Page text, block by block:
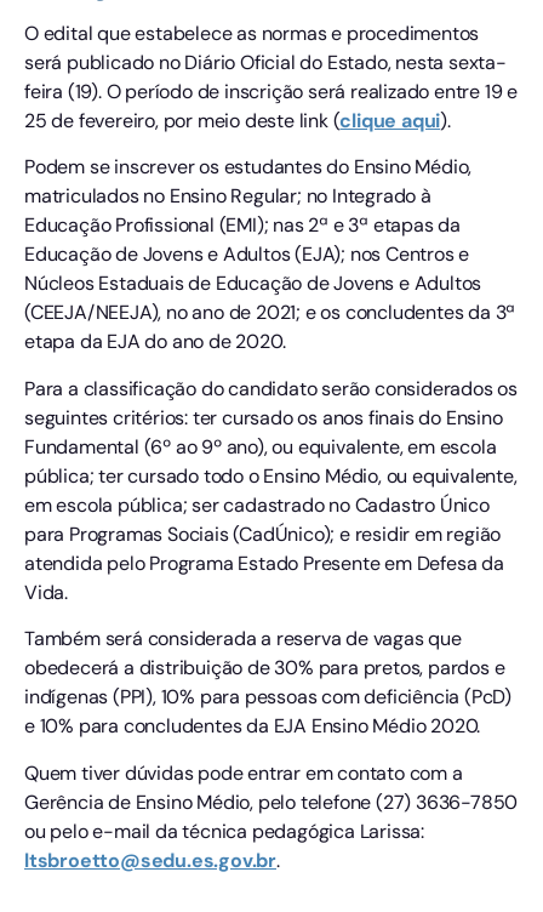
O edital que estabelece as normas e procedimentos
será publicado no Diário Oficial do Estado, nesta sexta-
feira (19). O período de inscrição será realizado entre 19 e
25 de fevereiro, por meio deste link (clique aqui).
Podem se inscrever os estudantes do Ensino Médio,
matriculados no Ensino Regular; no Integrado à
Educação Profissional (EMI); nas 2ª e 3ª etapas da
Educação de Jovens e Adultos (EJA); nos Centros e
Núcleos Estaduais de Educação de Jovens e Adultos
(CEEJA/NEEJA), no ano de 2021; e os concludentes da 3ª
etapa da EJA do ano de 2020.
Para a classificação do candidato serão considerados os
seguintes critérios: ter cursado os anos finais do Ensino
Fundamental (6º ao 9º ano), ou equivalente, em escola
pública; ter cursado todo o Ensino Médio, ou equivalente,
em escola pública; ser cadastrado no Cadastro Único
para Programas Sociais (CadÚnico); e residir em região
atendida pelo Programa Estado Presente em Defesa da
Vida.
Também será considerada a reserva de vagas que
obedecerá a distribuição de 30% para pretos, pardos e
indígenas (PPI), 10% para pessoas com deficiência (PcD)
e 10% para concludentes da EJA Ensino Médio 2020.
Quem tiver dúvidas pode entrar em contato com a
Gerência de Ensino Médio, pelo telefone (27) 3636-7850
ou pelo e-mail da técnica pedagógica Larissa:
ltsbroetto@sedu.es.gov.br.